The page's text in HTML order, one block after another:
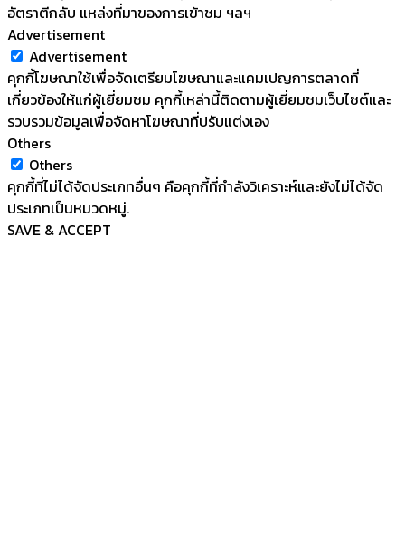
อัตราตีกลับ แหล่งที่มาของการเข้าชม ฯลฯ
Advertisement
Advertisement
คุกกี้โฆษณาใช้เพื่อจัดเตรียมโฆษณาและแคมเปญการตลาดที่
เกี่ยวข้องให้แก่ผู้เยี่ยมชม คุกกี้เหล่านี้ติดตามผู้เยี่ยมชมเว็บไซต์และ
รวบรวมข้อมูลเพื่อจัดหาโฆษณาที่ปรับแต่งเอง
Others
Others
คุกกี้ที่ไม่ได้จัดประเภทอื่นๆ คือคุกกี้ที่กำลังวิเคราะห์และยังไม่ได้จัด
ประเภทเป็นหมวดหมู่.
SAVE & ACCEPT